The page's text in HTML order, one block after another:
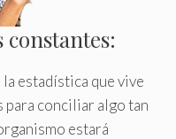
estadística que vive
para conciliar algo tan
estará